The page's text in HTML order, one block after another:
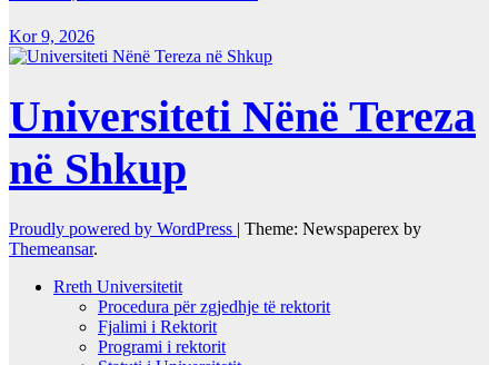
Kor 9, 2026
Universiteti Nënë Tereza
në Shkup
Proudly powered by WordPress | Theme: Newspaperex by
Themeansar.
Rreth Universitetit
Procedura për zgjedhje të rektorit
Fjalimi i Rektorit
Programi i rektorit